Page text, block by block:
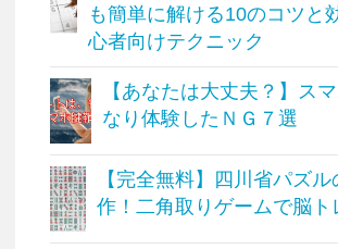
も簡単に解ける10のコツと
心者向けテクニック
【あなたは大丈夫？】ス
なり体験したＮＧ７選
【完全無料】四川省パズ
作！二角取りゲームで脳ト